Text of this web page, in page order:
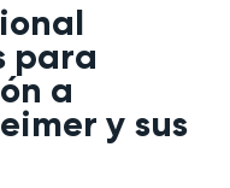
para
a
y sus